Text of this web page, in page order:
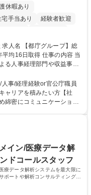
休暇あり
宅手当あり
経験者歓迎
あり
得 仕事の内容 当
る人事経理部門や収益事業
をお任せいたします。研修
【業務詳細】■
に係る管理業務 ■収益部
広場の「イベントコーナ
社後は上記いずれかの部門
庁グル
／有給年平均16日取得
事/経理経験or官公庁職員
ャリアを積みたい方【社
綿密にコミュニケーション
なプロジェクト：駐車場
を兼ねた広告「ブライトサ
出す活動を積極的に行って
イン/医療データ解
ドコールスタッフ
療データ解析システムを最大限に
ートや解析コンサルティング、